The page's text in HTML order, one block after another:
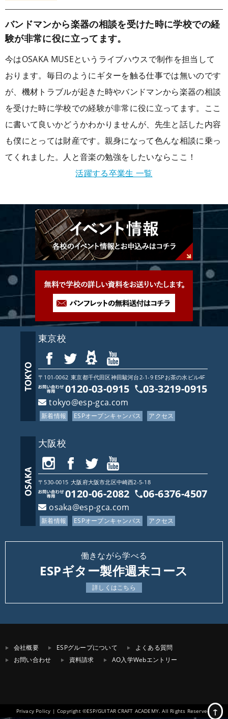
バンドマンから楽器の相談を受けた時に学校での経
験が非常に役に立ってます。
今はOSAKA MUSEというライブハウスで制作を担当して
おります。毎日のようにギターを触る仕事では無いのです
が、機材トラブルが起きた時やバンドマンから楽器の相談
を受けた時に学校での経験が非常に役に立ってます。ここ
に書いて良いかどうかわかりませんが、先生と話した内容
も僕にとっては財産です。親身になって色んな相談に乗っ
てくれました。人と音楽の勉強をしたいならここ！
活躍する卒業生 一覧
東京校
〒101-0062 東京都千代田区神田駿河台2-1-9 ESPお茶の水ビル4F
0120-03-0915 03-3219-0915
tokyo@esp-gca.com
新着情報 ESPオープンキャンパス アクセス
大阪校
〒530-0015 大阪府大阪市北区中崎西2-5-18
0120-06-2082 06-6376-4507
osaka@esp-gca.com
新着情報 ESPオープンキャンパス アクセス
働きながら学べる
ESPギター製作週末コース
詳しくはこちら
会社概要 ESPグループについて
よくある質問
お問い合わせ
資料請求 AO入学Webエントリー
Privacy Policy | Copyright ©ESP/GUITAR CRAFT ACADEMY. All Rights Reserved. ↑